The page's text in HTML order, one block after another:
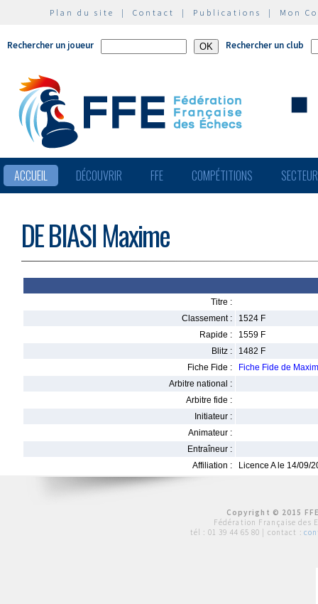
Plan du site | Contact | Publications | Mon
Rechercher un joueur Rechercher un club
ACCUEIL DÉCOUVRIR FFE COMPÉTITIONS
DE BIASI Maxime
Titre :
Classement :
1524 F
Rapide :
1559 F
Blitz :
1482 F
Fiche Fide :
Fiche Fide de
Arbitre national :
Arbitre fide :
Initiateur :
Animateur :
Entraîneur :
Affiliation :
Licence A le 14/09/
Copyright © 2015
Fédération Française des
tél : 01 39 44 65 80 | contact :